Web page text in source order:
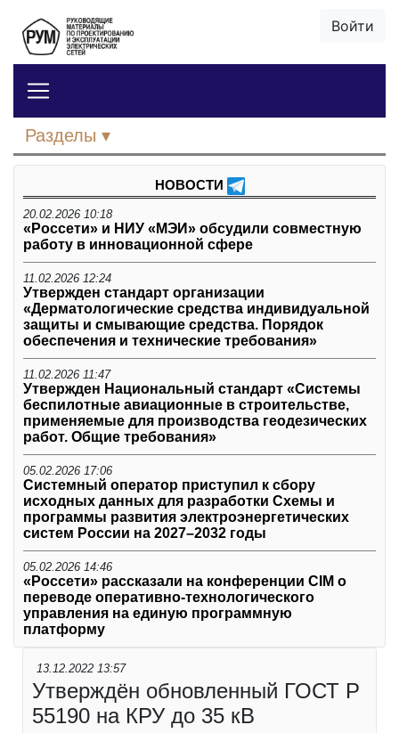
Войти
Разделы
НОВОСТИ
20.02.2026 10:18
«Россети» и НИУ «МЭИ» обсудили совместную
работу в инновационной сфере
11.02.2026 12:24
Утвержден стандарт организации
«Дерматологические средства индивидуальной
защиты и смывающие средства. Порядок
обеспечения и технические требования»
11.02.2026 11:47
Утвержден Национальный стандарт «Системы
беспилотные авиационные в строительстве,
применяемые для производства геодезических
работ. Общие требования»
05.02.2026 17:06
Системный оператор приступил к сбору
исходных данных для разработки Схемы и
программы развития электроэнергетических
систем России на 2027–2032 годы
05.02.2026 14:46
«Россети» рассказали на конференции CIM о
переводе оперативно-технологического
управления на единую программную
платформу
13.12.2022 13:57
Утверждён обновленный ГОСТ Р
55190 на КРУ до 35 кВ